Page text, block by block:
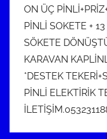
ON ÜÇ
PİNLİ SOKETE +
SÖKETE
KARAVAN
*DESTEK
PİNLİ ELEKTİRİK